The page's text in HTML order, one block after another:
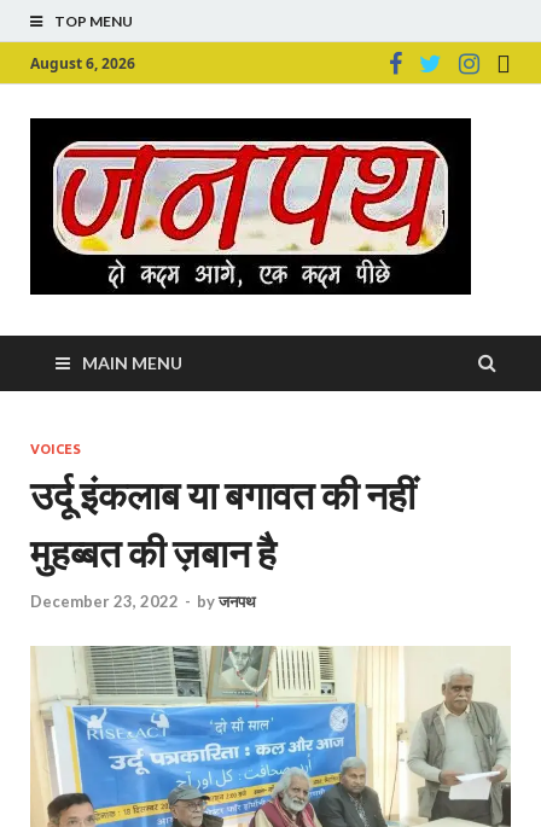
TOP MENU
August 6, 2026
MAIN MENU
VOICES
उर्दू इंकलाब या बगावत की नहीं
मुहब्बत की ज़बान है
December 23, 2022 - byजनपथ